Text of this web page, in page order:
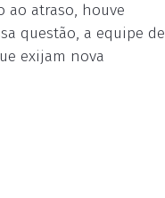
ao atraso, houve
questão, a equipe de
exijam nova